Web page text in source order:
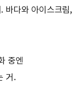
바다와 아이스크림,
중엔
거.